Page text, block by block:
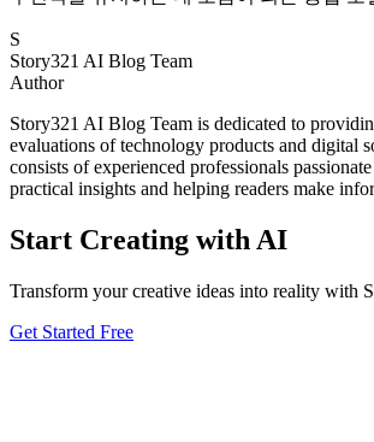
S
Story321 AI Blog Team
Author
Story321 AI Blog Team is dedicated to
evaluations of technology products and digital
consists of experienced professionals
practical insights and helping readers make
Start Creating with AI
Transform your creative ideas into reality with
Get Started Free